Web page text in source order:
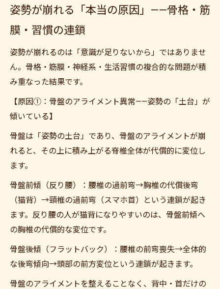
姿勢が崩れる「本当の原因」——骨格・筋
膜・習慣の連鎖
姿勢が崩れるのは「意識が足りないから」ではありませ
ん。骨格・筋膜・神経系・生活習慣の複合的な問題が積
み重なった結果です。
【原因①：骨盤のアライメント異常——姿勢の「土台」が
傾いている】
骨盤は「姿勢の土台」であり、骨盤のアライメントが崩
れると、その上に積み上がる脊椎全体が代償的に変位し
ます。
骨盤前傾（反り腰）：腰椎の過前弯→胸椎の代償後弯
（猫背）→頸椎の過前弯（スマホ首）という連鎖が起き
ます。反り腰の人が猫背になりやすいのは、骨盤前傾へ
の胸椎の代償的な変位です。
骨盤後傾（フラットバック）：腰椎の前弯喪失→全体的
な後弯傾向→頭部の前方変位という連鎖が起きます。
骨盤のアライメントを整えることなく、背中・首だけの